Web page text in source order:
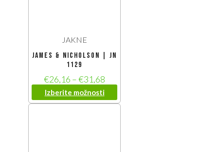
JAKNE
James & Nicholson | JN
1129
€26,16 –€31,68
Izberite možnosti